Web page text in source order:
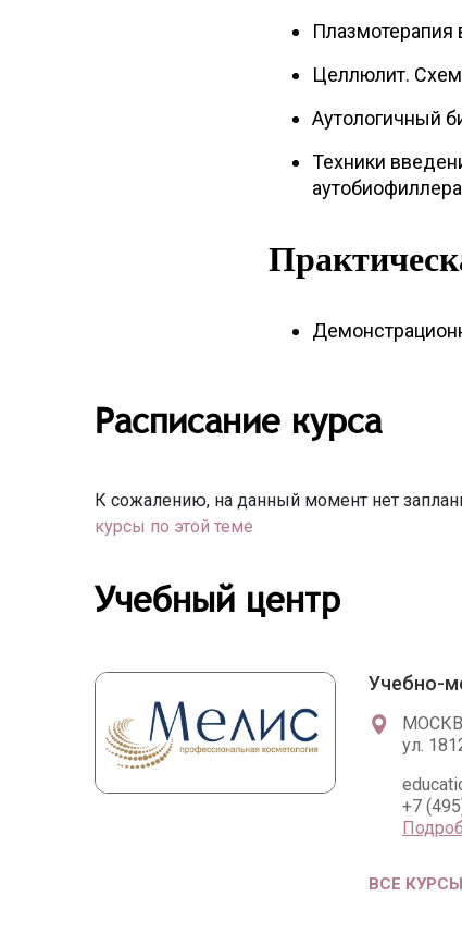
Плазмотерапия
Целлюлит.
Аутологичный
Техники
Расписание курса
К сожалению, на данный момент нет
курсы по этой теме
Учебный центр
Учебно-
ул.
+7
ВСЕ